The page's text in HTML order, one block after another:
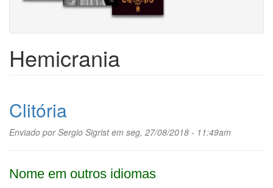
Hemicrania
Clitória
Enviado porSergio Sigristem seg, 27/08/2018 - 11:49am
Nome em outros idiomas